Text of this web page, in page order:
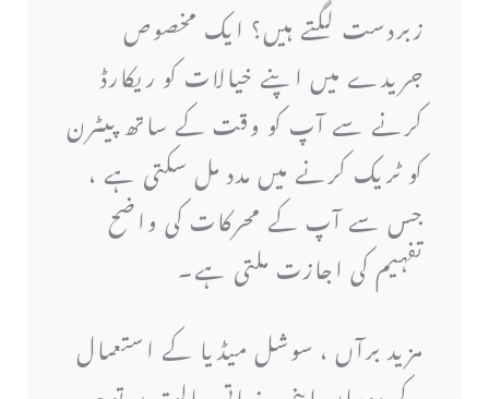
زبردست لگتے ہیں؟ ایک مخصوص
جریدے میں اپنے خیالات کو ریکارڈ
کرنے سے آپ کو وقت کے ساتھ پیٹرن
کو ٹریک کرنے میں مدد مل سکتی ہے ،
جس سے آپ کے محرکات کی واضح
تفہیم کی اجازت ملتی ہے۔
مزید برآں ، سوشل میڈیا کے استعمال